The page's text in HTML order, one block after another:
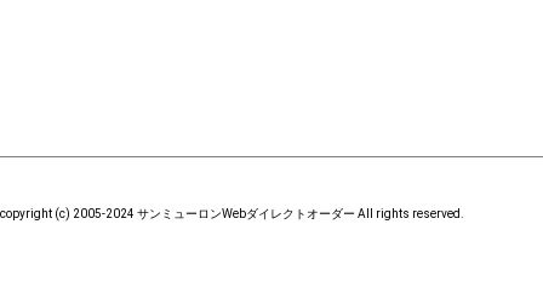
copyright (c) 2005-2024 サンミューロンWebダイレクトオーダー All rights reserved.